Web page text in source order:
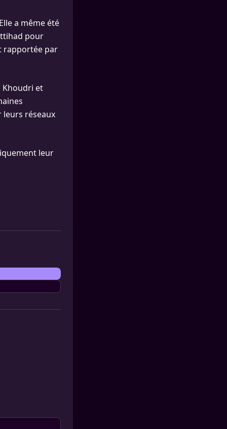
a même été
pour
rapportée par
Khoudri et
leurs réseaux
leur